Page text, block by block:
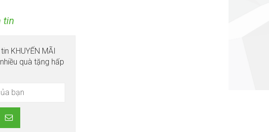
tin
KHUYẾN MÃI
quà tặng hấp